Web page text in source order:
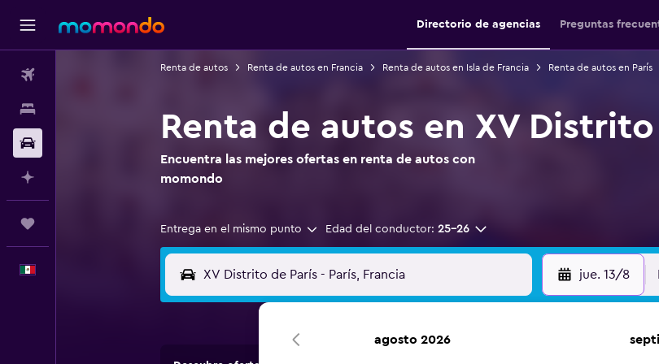
Directorio de agencias Preguntas
Renta de autos Renta de autos en Francia Renta de autos en Isla de Francia Renta de autos en París
Renta de autos en XV
Encuentra las mejores ofertas en renta de autos con
momondo
Entrega en el mismo punto Edad del conductor: 25-26
jue. 13/8
agosto 2026